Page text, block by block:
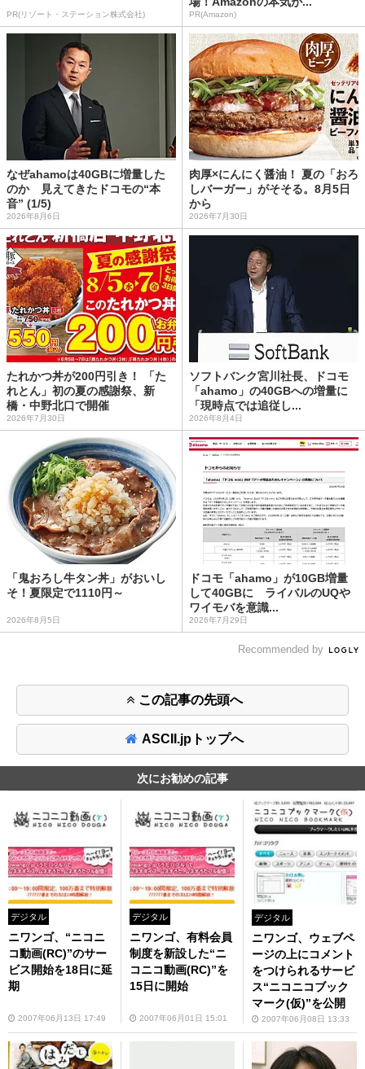
PR(リゾート・ステーション株式会社) PR(Amazon)
なぜahamoは40GBに増量した
のか 見えてきたドコモの“本
音” (1/5)
2026年8月6日
肉厚×にんにく醤油！ 夏の「おろ
しバーガー」がそそる。8月5日
から
2026年7月30日
たれかつ丼が200円引き！ 「た
れとん」初の夏の感謝祭、新
橋・中野北口で開催
2026年7月30日
ソフトバンク宮川社長、ドコモ
「ahamo」の40GBへの増量に
「現時点では追従し...
2026年8月4日
「鬼おろし牛タン丼」がおいし
そ！夏限定で1110円～
2026年8月5日
ドコモ「ahamo」が10GB増量
して40GBに ライバルのUQや
ワイモバを意識...
2026年7月29日
Recommended by
この記事の先頭へ
ASCII.jpトップへ
次にお勧めの記事
デジタル
ニワンゴ、“ニコニ
コ動画(RC)”のサー
ビス開始を18日に延
期
2007年06月13日 17:49
デジタル
ニワンゴ、有料会員
制度を新設した“ニ
コニコ動画(RC)”を
15日に開始
2007年06月01日 15:01
デジタル
ニワンゴ、ウェブペ
ージの上にコメント
をつけられるサービ
ス“ニコニコブック
マーク(仮)”を公開
2007年06月08日 13:33